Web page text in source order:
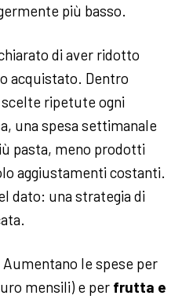
più basso.
di aver ridotto
acquistato. Dentro
ripetute ogni
una spesa settimanale
pasta, meno prodotti
aggiustamenti costanti.
dato: una strategia di
le spese per
mensili) e per frutta e